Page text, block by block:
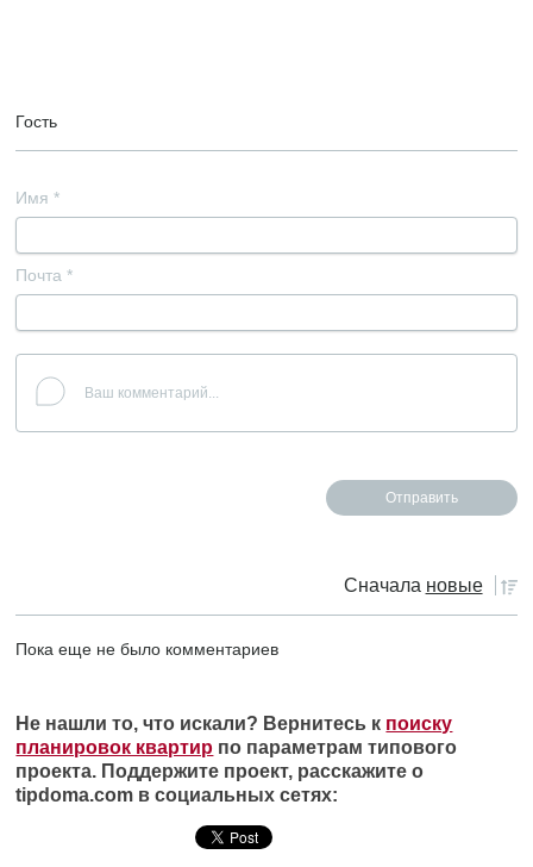
Гость
Имя *
Почта *
Сначала новые
Пока еще не было комментариев
Не нашли то, что искали? Вернитесь к поиску
планировок квартир по параметрам типового
проекта. Поддержите проект, расскажите о
tipdoma.com в социальных сетях: